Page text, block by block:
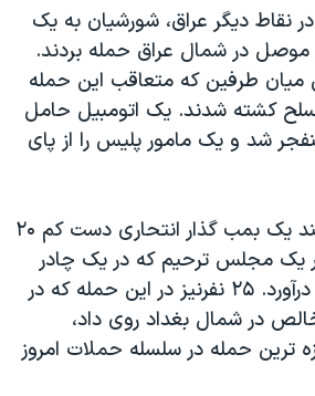
۲۰۲۴
اسرائیل
رهبری ایران
نقاط ديگر عراق، شورشيان به يک
در شمال عراق حمله بردند.
ميان طرفين که متعاقب اين حمله
کشته شدند. يک اتومبيل حامل
شد و يک مامور پليس را از پای
مقامات عراق می گويند يک بمب گذار انتحاری دست کم ۲۰
در يک مجلس ترحيم که در يک چادر
برگزار شده بود، ازپای درآورد. ۲۵ نفرنيز در اين حمله که در
در شمال بغداد روی داد،
ترين حمله در سلسله حملات امروز